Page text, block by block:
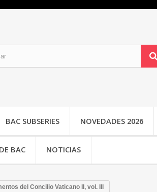
BAC SUBSERIES NOVEDADES 2026
BAC NOTICIAS
del Concilio Vaticano II, vol. III